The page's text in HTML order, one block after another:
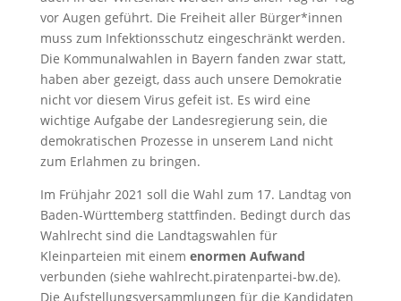
vor Augen geführt. Die Freiheit aller Bürger*innen
muss zum Infektionsschutz eingeschränkt werden.
Die Kommunalwahlen in Bayern fanden zwar statt,
haben aber gezeigt, dass auch unsere Demokratie
nicht vor diesem Virus gefeit ist. Es wird eine
wichtige Aufgabe der Landesregierung sein, die
demokratischen Prozesse in unserem Land nicht
zum Erlahmen zu bringen.
Im Frühjahr 2021 soll die Wahl zum 17. Landtag von
Baden-Württemberg stattfinden. Bedingt durch das
Wahlrecht sind die Landtagswahlen für
Kleinparteien mit einem enormen Aufwand
verbunden (siehe wahlrecht.piratenpartei-bw.de).
Die Aufstellungsversammlungen für die Kandidaten